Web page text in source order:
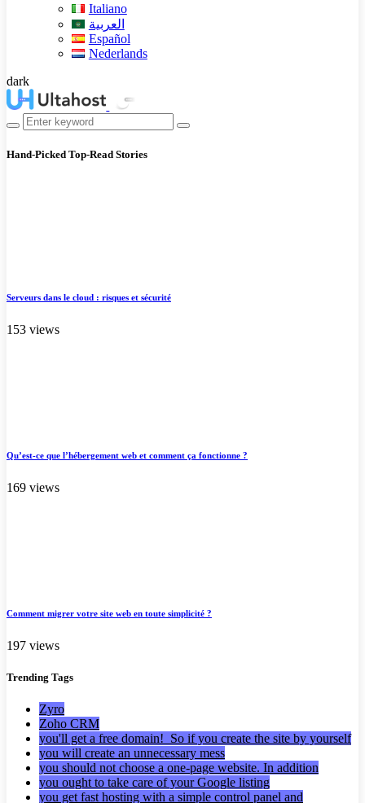
Italiano
العربية
Español
Nederlands
dark
Hand-Picked Top-Read Stories
Serveurs dans le cloud : risques et sécurité
153 views
Qu’est-ce que l’hébergement web et comment ça fonctionne ?
169 views
Comment migrer votre site web en toute simplicité ?
197 views
Trending Tags
Zyro
Zoho CRM
you'll get a free domain! So if you create the site by yourself
you will create an unnecessary mess
you should not choose a one-page website. In addition
you ought to take care of your Google listing
you get fast hosting with a simple control panel and